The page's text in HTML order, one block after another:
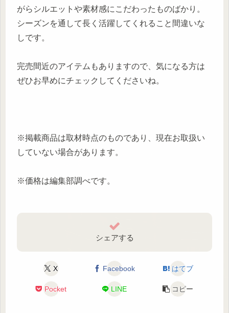
がらシルエットや素材感にこだわったものばかり。
シーズンを通して長く活躍してくれること間違いな
しです。
完売間近のアイテムもありますので、気になる方は
ぜひお早めにチェックしてくださいね。
※掲載商品は取材時点のものであり、現在お取扱い
していない場合があります。
※価格は編集部調べです。
シェアする
X Facebook はてブ
Pocket LINE コピー